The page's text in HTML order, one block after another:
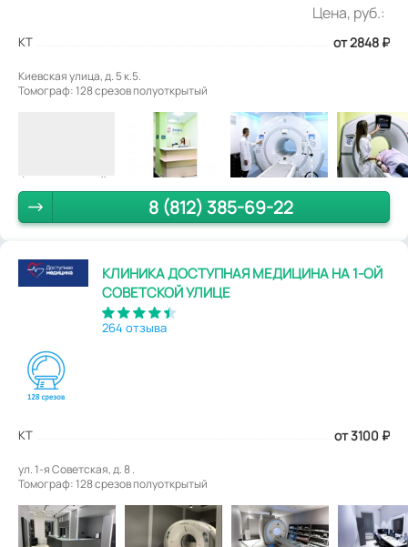
Цена, руб.:
КТ от 2848 ₽
Киевская улица, д. 5 к.5.
Томограф: 128 срезов полуоткрытый
8 (812) 385-69-22
КЛИНИКА ДОСТУПНАЯ МЕДИЦИНА НА 1-ОЙ
СОВЕТСКОЙ УЛИЦЕ
264 отзыва
КТ от 3100 ₽
ул. 1-я Советская, д. 8 .
Томограф: 128 срезов полуоткрытый